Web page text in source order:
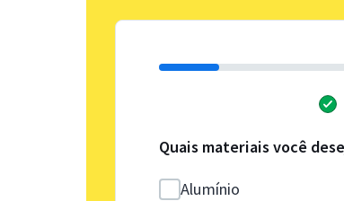
Quais materiais você
Alumínio